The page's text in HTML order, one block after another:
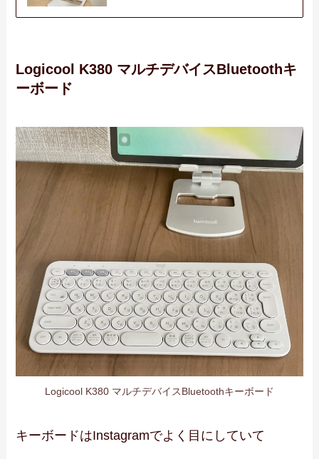
Logicool K380 マルチデバイスBluetoothキ
ーボード
Logicool K380 マルチデバイスBluetoothキーボード
キーボードはInstagramでよく目にしていて